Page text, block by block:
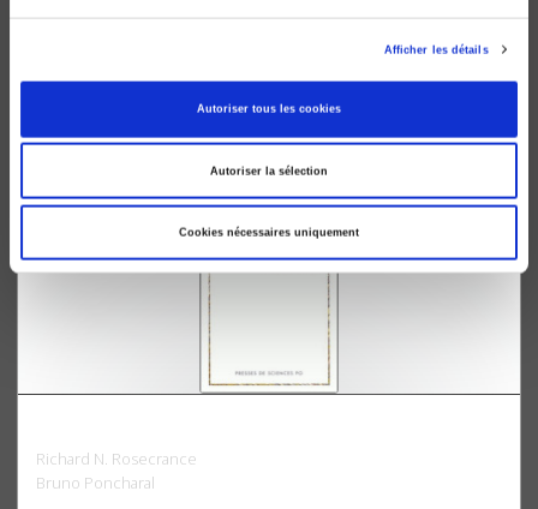
Afficher les détails
Autoriser tous les cookies
Autoriser la sélection
Cookies nécessaires uniquement
Pierre de Senarclens
Richard N. Rosecrance
Bruno Poncharal